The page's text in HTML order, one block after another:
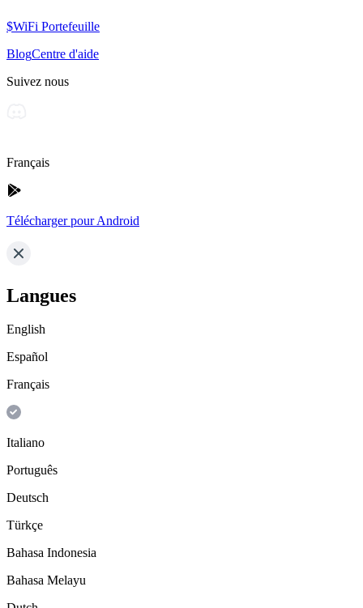
$WiFi Portefeuille
BlogCentre d'aide
Suivez nous
Français
Télécharger pour Android
Langues
English
Español
Français
Italiano
Português
Deutsch
Türkçe
Bahasa Indonesia
Bahasa Melayu